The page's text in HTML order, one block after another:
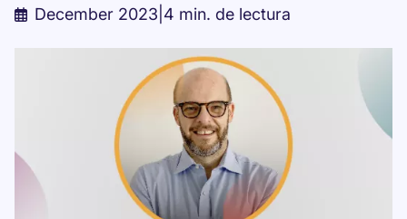
December 2023 4 min. de lectura